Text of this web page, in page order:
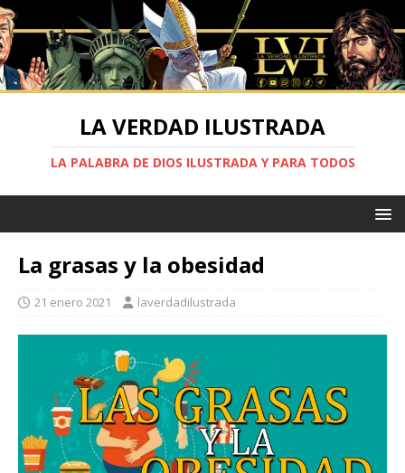
LA VERDAD ILUSTRADA
LA PALABRA DE DIOS ILUSTRADA Y PARA TODOS
La grasas y la obesidad
21 enero 2021 laverdadilustrada